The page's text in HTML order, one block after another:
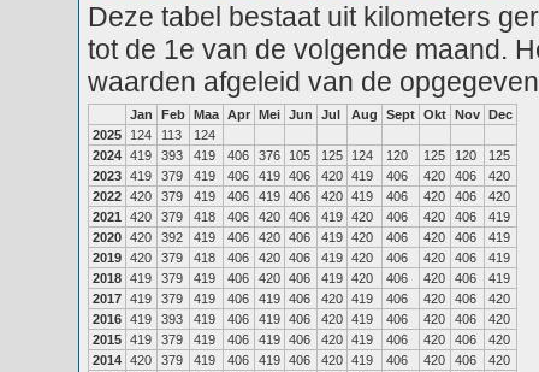
Deze tabel bestaat uit kilometers
tot de 1e van de volgende maand.
waarden afgeleid van de
Jan Feb Maa Apr Mei Jun Jul Aug Sept Okt Nov Dec
2025
124 113
124
2024 419 393 419 406 376 105 125 124 120 125 120
125
2023 419 379 419 406 419 406 420 419 406 420 406
420
2022 420 379 419 406 419 406 420 419 406 420 406
420
2021
420 379 418 406 420 406 419 420 406 420 406
419
2020 420 392 419 406 420 406 419 420 406 420 406
419
2019 420 379 418 406 420 406 419 420 406 420 406
419
2018 419 379 419 406 420 406 419 420 406 420 406
419
2017 419 379 419 406 419 406 420 419 406 420 406
420
2016 419 393 419 406 419 406 420 419 406 420 406
420
2015 419 379 419 406 419 406 420 419 406 420 406
420
2014 420 379 419 406 419 406 420 419 406 420 406
420